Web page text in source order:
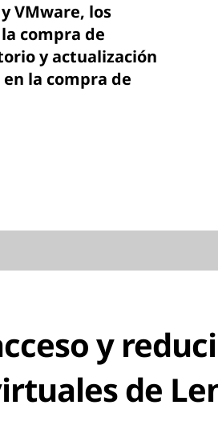
VMware, los
compra de
y actualización
la compra de
y
de